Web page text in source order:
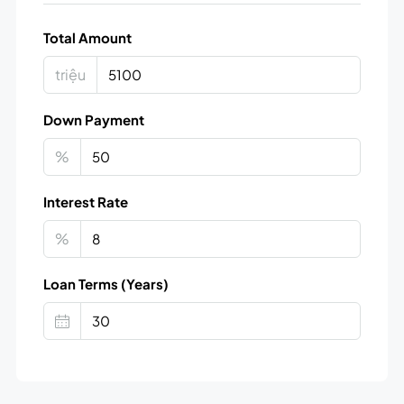
Total Amount
triệu
Down Payment
%
Interest Rate
%
Loan Terms (Years)